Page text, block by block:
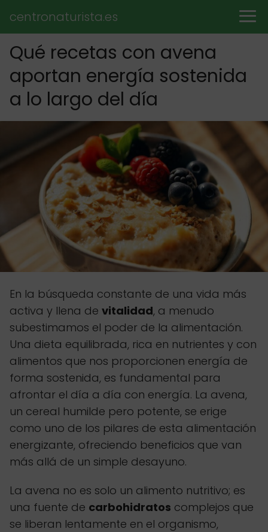
centronaturista.es
Qué recetas con avena
aportan energía sostenida
a lo largo del día
En la búsqueda constante de una vida más
activa y llena de vitalidad, a menudo
subestimamos el poder de la alimentación.
Una dieta equilibrada, rica en nutrientes y con
alimentos que nos proporcionen energía de
forma sostenida, es fundamental para
afrontar el día a día con energía. La avena,
un cereal humilde pero potente, se erige
como uno de los pilares de esta alimentación
energizante, ofreciendo beneficios que van
más allá de un simple desayuno.
La avena no es solo un alimento nutritivo; es
una fuente de carbohidratos complejos que
se liberan lentamente en el organismo,